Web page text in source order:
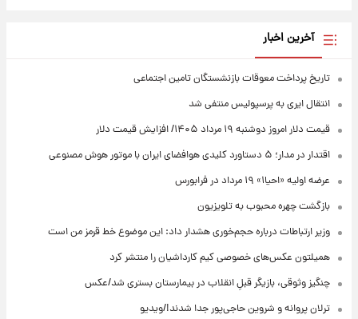
آخرین اخبار
تاریخ پرداخت معوقات بازنشستگان تامین اجتماعی
انتقال ایری به پرسپولیس منتفی شد
قیمت دلار امروز دوشنبه ۱۹ مرداد ۱۴۰۵/ افزایش قیمت دلار
اقتدار در مدار؛ ۵ دستاورد کلیدی هوافضای ایران با موتور هوش مصنوعی
عرضه اولیه «احیا۱» ۱۹ مرداد در فرابورس
بازگشت چهره محبوب به تلویزیون
وزیر ارتباطات درباره حجم‌خوری هشدار داد: این موضوع خط قرمز من است
همیلتون عکس‌های خصوصی کیم‌ کارداشیان را منتشر کرد
چنگیز وثوقی، بازیگر قبلِ انقلاب در بیمارستان بستری شد/عکس
ترلان پروانه و شروین حاجی‌پور جدا شدند!/ویدیو